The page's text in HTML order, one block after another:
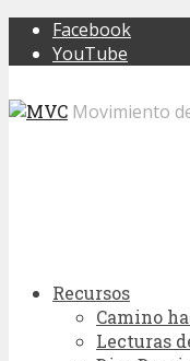
Facebook
YouTube
Movimiento
Recursos
Camino
Lecturas